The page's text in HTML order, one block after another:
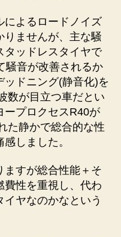
によるロードノイズ
りませんが、主な騒
タッドレスタイヤで
騒音が改善されるか
ッドニング(静音化)を
数が目立つ車だとい
ープロクセスR40が
た静かで総合的な性
しました。
ますが総合性能＋そ
費性を重視し、代わ
イヤなのかなという